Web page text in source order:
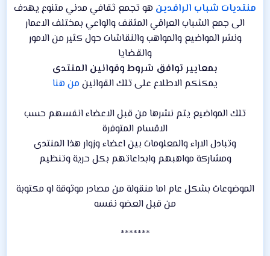
منتديات شباب الرافدين هو تجمع ثقافي مدني متنوع يهدف
الى جمع الشباب العراقي المثقف والواعي بمختلف الاعمار
ونشر المواضيع والمواهب والنقاشات حول كثير من الامور
والقضايا
بمعايير توافق شروط وقوانين المنتدى
يمكنكم الاطلاع على تلك القوانين من هنا
تلك المواضيع يتم نشرها من قبل الاعضاء انفسهم حسب
الاقسام المتوفرة
وتبادل الاراء والمعلومات بين اعضاء وزوار هذا المنتدى
ومشاركة مواهبهم وابداعاتهم بكل حرية وتنظيم
الموضوعات بشكل عام اما منقولة من مصادر موثوقة او مكتوبة
من قبل العضو نفسه
*******